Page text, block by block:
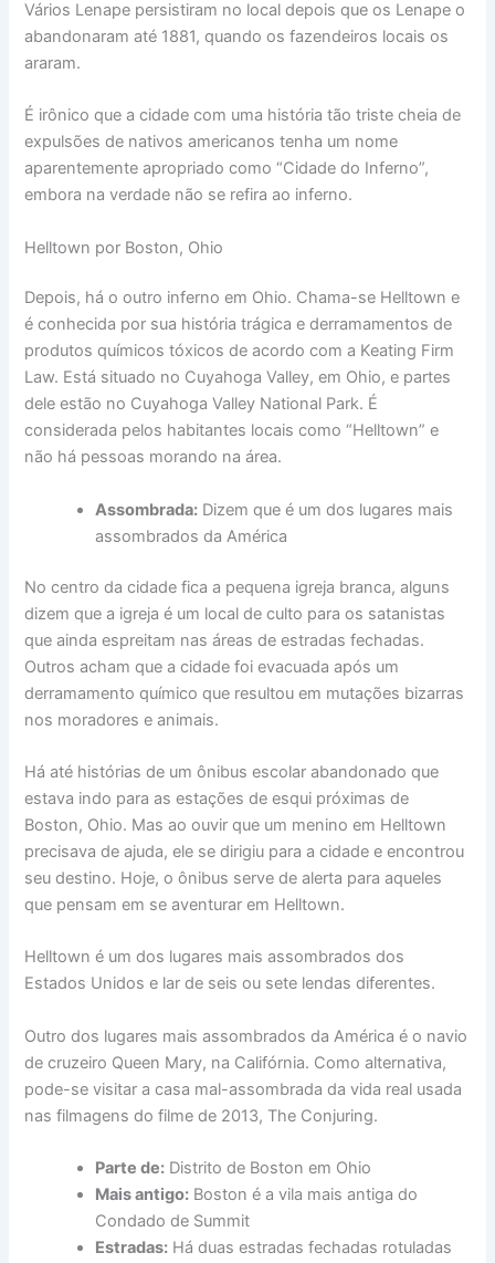
Vários Lenape persistiram no local depois que os Lenape o
abandonaram até 1881, quando os fazendeiros locais os
araram.
É irônico que a cidade com uma história tão triste cheia de
expulsões de nativos americanos tenha um nome
aparentemente apropriado como “Cidade do Inferno”,
embora na verdade não se refira ao inferno.
Helltown por Boston, Ohio
Depois, há o outro inferno em Ohio. Chama-se Helltown e
é conhecida por sua história trágica e derramamentos de
produtos químicos tóxicos de acordo com a Keating Firm
Law. Está situado no Cuyahoga Valley, em Ohio, e partes
dele estão no Cuyahoga Valley National Park. É
considerada pelos habitantes locais como “Helltown” e
não há pessoas morando na área.
Assombrada: Dizem que é um dos lugares mais
assombrados da América
No centro da cidade fica a pequena igreja branca, alguns
dizem que a igreja é um local de culto para os satanistas
que ainda espreitam nas áreas de estradas fechadas.
Outros acham que a cidade foi evacuada após um
derramamento químico que resultou em mutações bizarras
nos moradores e animais.
Há até histórias de um ônibus escolar abandonado que
estava indo para as estações de esqui próximas de
Boston, Ohio. Mas ao ouvir que um menino em Helltown
precisava de ajuda, ele se dirigiu para a cidade e encontrou
seu destino. Hoje, o ônibus serve de alerta para aqueles
que pensam em se aventurar em Helltown.
Helltown é um dos lugares mais assombrados dos
Estados Unidos e lar de seis ou sete lendas diferentes.
Outro dos lugares mais assombrados da América é o navio
de cruzeiro Queen Mary, na Califórnia. Como alternativa,
pode-se visitar a casa mal-assombrada da vida real usada
nas filmagens do filme de 2013, The Conjuring.
Parte de: Distrito de Boston em Ohio
Mais antigo: Boston é a vila mais antiga do
Condado de Summit
Estradas: Há duas estradas fechadas rotuladas